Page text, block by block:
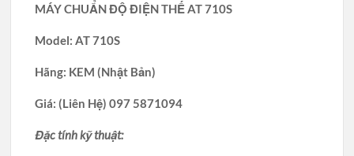
MÁY CHUẨN ĐỘ ĐIỆN THẾ AT 710S
Model: AT 710S
Hãng: KEM (Nhật Bản)
Giá: (Liên Hệ) 097 5871094
Đặc tính kỹ thuật: